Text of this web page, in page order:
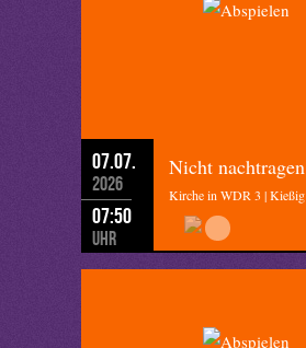
07.07.
2026
07:50
Uhr
Nicht nachtragen
Kirche in WDR 3 | Kießig